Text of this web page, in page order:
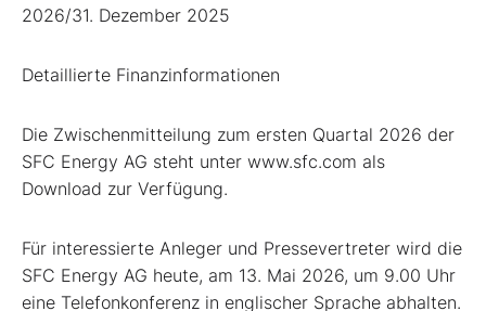
2026/31. Dezember 2025
Detaillierte Finanzinformationen
Die Zwischenmitteilung zum ersten Quartal 2026 der
SFC Energy AG steht unter www.sfc.com als
Download zur Verfügung.
Für interessierte Anleger und Pressevertreter wird die
SFC Energy AG heute, am 13. Mai 2026, um 9.00 Uhr
eine Telefonkonferenz in englischer Sprache abhalten.